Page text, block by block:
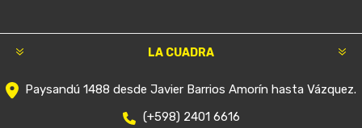
LA CUADRA
Paysandú 1488 desde Javier Barrios Amorín hasta Vázquez.
(+598) 2401 6616